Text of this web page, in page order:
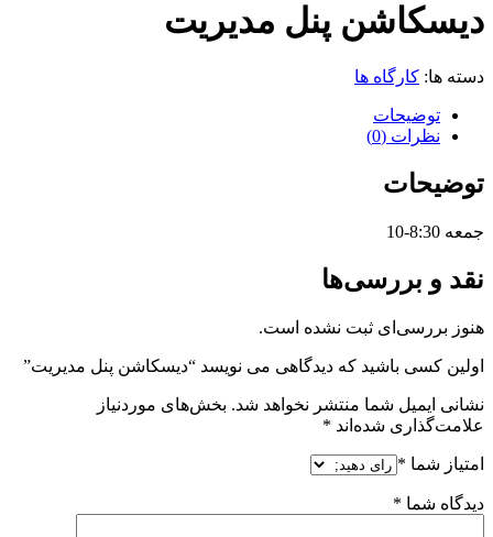
دیسکاشن پنل مدیریت
دسته ها: کارگاه ها
توضیحات
نظرات (0)
توضیحات
جمعه 8:30-10
نقد و بررسی‌ها
هنوز بررسی‌ای ثبت نشده است.
اولین کسی باشید که دیدگاهی می نویسد “دیسکاشن پنل مدیریت”
نشانی ایمیل شما منتشر نخواهد شد. بخش‌های موردنیاز
علامت‌گذاری شده‌اند *
امتیاز شما *
دیدگاه شما *